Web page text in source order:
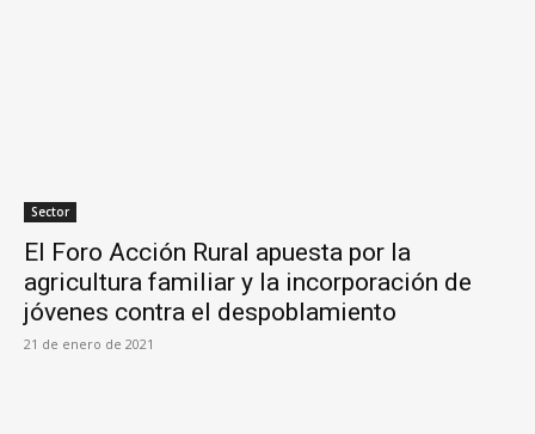
Sector
El Foro Acción Rural apuesta por la
agricultura familiar y la incorporación de
jóvenes contra el despoblamiento
21 de enero de 2021